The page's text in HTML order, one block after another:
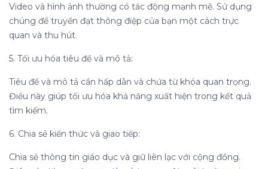
Video và hình ảnh thường có tác động mạnh mẽ. Sử dụng
chúng để truyền đạt thông điệp của bạn một cách trực
quan và thu hút.
5. Tối ưu hóa tiêu đề và mô tả:
Tiêu đề và mô tả cần hấp dẫn và chứa từ khóa quan trọng.
Điều này giúp tối ưu hóa khả năng xuất hiện trong kết quả
tìm kiếm.
6. Chia sẻ kiến thức và giao tiếp:
Chia sẻ thông tin giáo dục và giữ liên lạc với cộng đồng.